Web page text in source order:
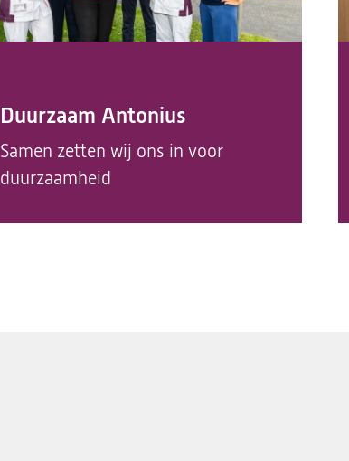
Duurzaam Antonius
Samen zetten wij ons in voor
duurzaamheid